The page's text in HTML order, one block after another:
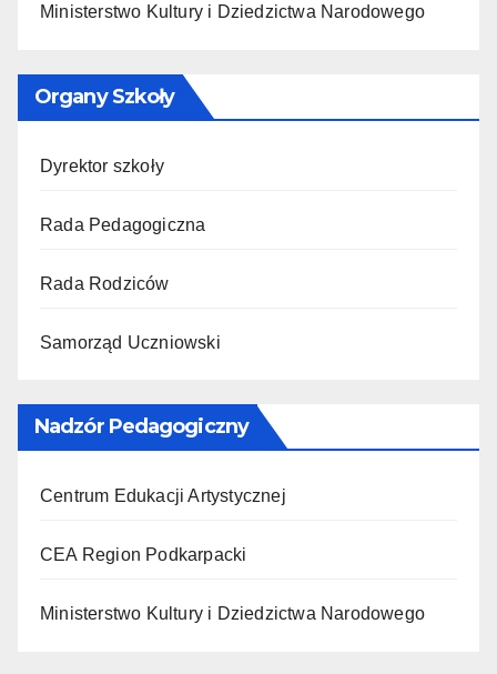
Ministerstwo Kultury i Dziedzictwa Narodowego
Organy Szkoły
Dyrektor szkoły
Rada Pedagogiczna
Rada Rodziców
Samorząd Uczniowski
Nadzór Pedagogiczny
Centrum Edukacji Artystycznej
CEA Region Podkarpacki
Ministerstwo Kultury i Dziedzictwa Narodowego